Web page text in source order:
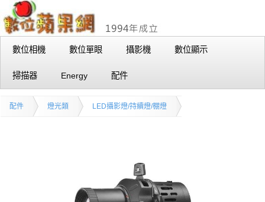
數位相機 數位單眼 攝影機 數位顯示
掃描器 Energy 配件
配件 燈光類 LED攝影燈/持續燈/棚燈